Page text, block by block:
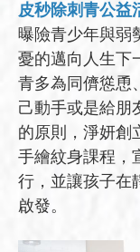
皮秒除刺青公益
曝險青少年與弱
憂的邁向人生下
青多為同儕慫恿
己動手或是給朋
的原則，淨妍創
手繪紋身課程，
行，並讓孩子在
啟發。